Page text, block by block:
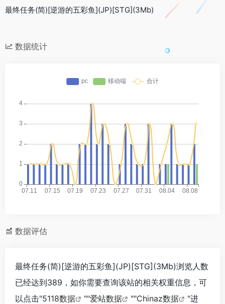
最终任务(简)[逆游的五彩鱼](JP)[STG](3Mb)
数据统计
数据评估
最终任务(简)[逆游的五彩鱼](JP)[STG](3Mb)浏览人数
已经达到389，如你需要查询该站的相关权重信息，可
以点击"5118数据 ""爱站数据 ""Chinaz数据
"进